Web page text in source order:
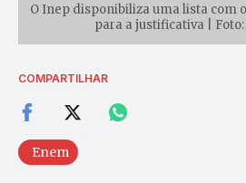
O Inep disponibiliza uma lista com
para a justificativa |
COMPARTILHAR
Enem